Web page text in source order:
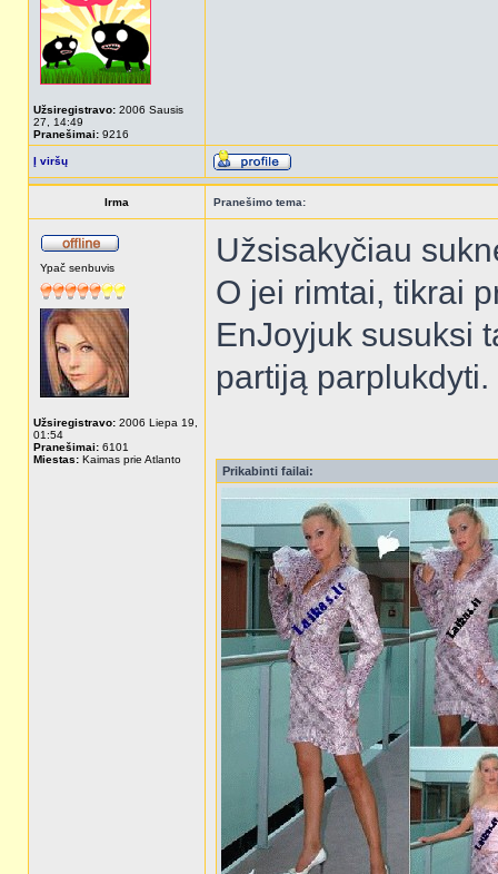
Užsiregistravo: 2006 Sausis
27, 14:49
Pranešimai: 9216
Į viršų
Irma Pranešimo tema:
Ypač senbuvis
Užsiregistravo: 2006 Liepa 19,
01:54
Pranešimai: 6101
Miestas: Kaimas prie Atlanto
Užsisakyčiau
O jei rimtai, tikrai
EnJoyjuk susuksi
partiją parplukdyti.
Prikabinti failai: